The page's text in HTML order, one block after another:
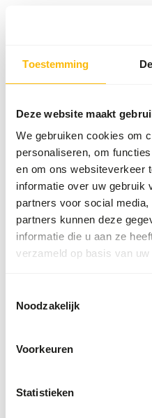
Toestemming
Deze website maakt
We gebruiken cookies om
personaliseren, om
en om ons websiteverkeer
informatie over uw gebruik
partners voor social
partners kunnen deze
informatie die u aan ze
verzameld op basis van
Noodzakelijk
Voorkeuren
Statistieken
Something went